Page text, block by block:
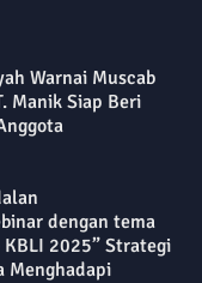
Warnai Muscab
Manik Siap Beri
dengan tema
2025” Strategi
Menghadapi